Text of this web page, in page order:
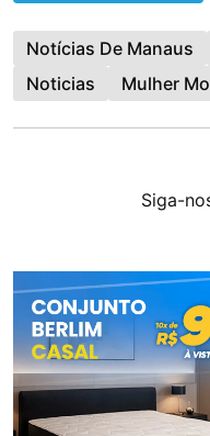
Notícias De Manaus
Noticias
Mulher
Siga-